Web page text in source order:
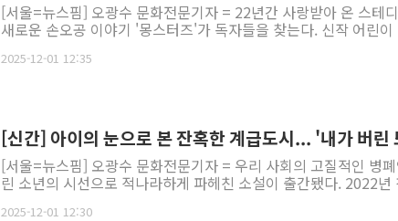
[서울=뉴스핌] 오광수 문화전문기자 = 22년간 사랑받아 온 스테
새로운 손오공 이야기 '몽스터즈'가 독자들을 찾는다. 신작 어린
2025-12-01 12:35
[신간] 아이의 눈으로 본 잔혹한 계급도시... '내가 버린
[서울=뉴스핌] 오광수 문화전문기자 = 우리 사회의 고질적인 병
린 소년의 시선으로 적나라하게 파헤친 소설이 출간됐다. 2022년
2025-12-01 12:30